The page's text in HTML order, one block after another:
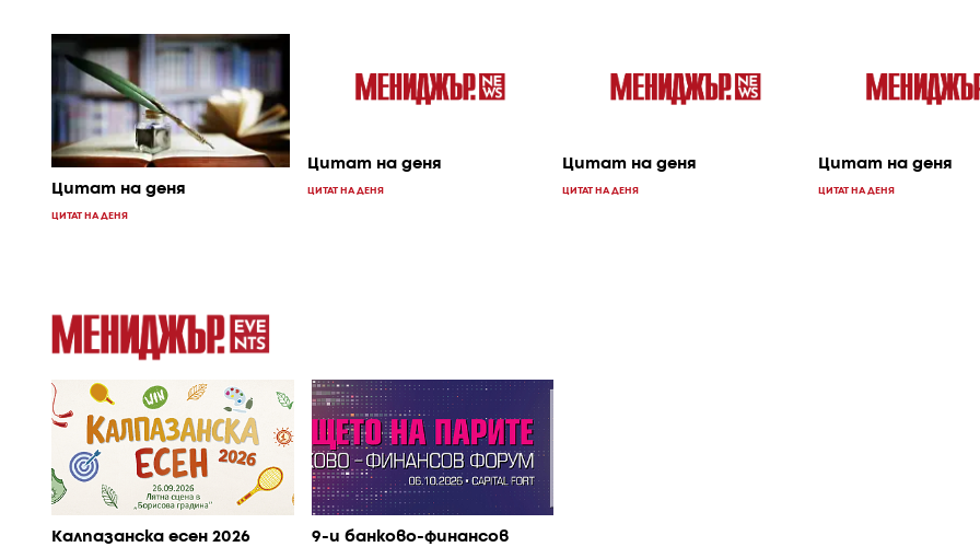
Цитат на деня
ЦИТАТ НА ДЕНЯ
Цитат на деня
ЦИТАТ НА ДЕНЯ
Цитат на деня
ЦИТАТ НА ДЕНЯ
Цитат на деня
ЦИТАТ НА ДЕНЯ
Калпазанска есен 2026
9-и банково-финансов